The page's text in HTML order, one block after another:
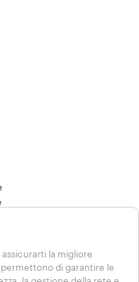
la migliore
di garantire le